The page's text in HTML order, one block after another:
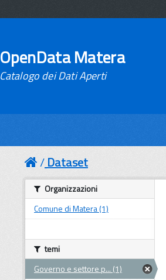
OpenData Matera
Catalogo dei Dati Aperti
Dataset
Organizzazioni
Comune di Matera (1)
temi
Governo e settore p... (1)